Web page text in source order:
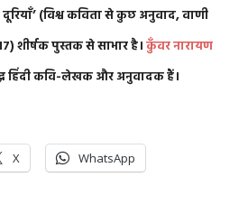
(विश्व कविता से कुछ अनुवाद, वाणी
शीर्षक पुस्तक से साभार है।कुँवर नारायण
हिंदी कवि-लेखक और अनुवादक हैं।
X WhatsApp